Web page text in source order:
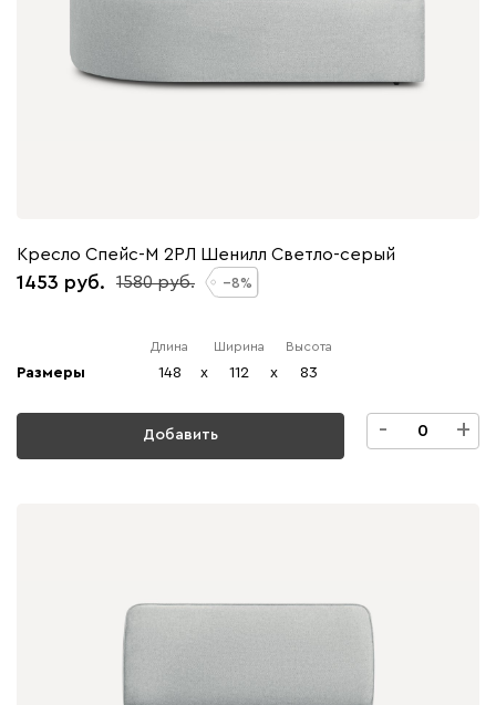
Кресло Спейс-М 2РЛ Шенилл Светло-серый
1453 1580 8
Размеры
Длина
148 x
Ширина
112 x
Высота
83
Добавить - +